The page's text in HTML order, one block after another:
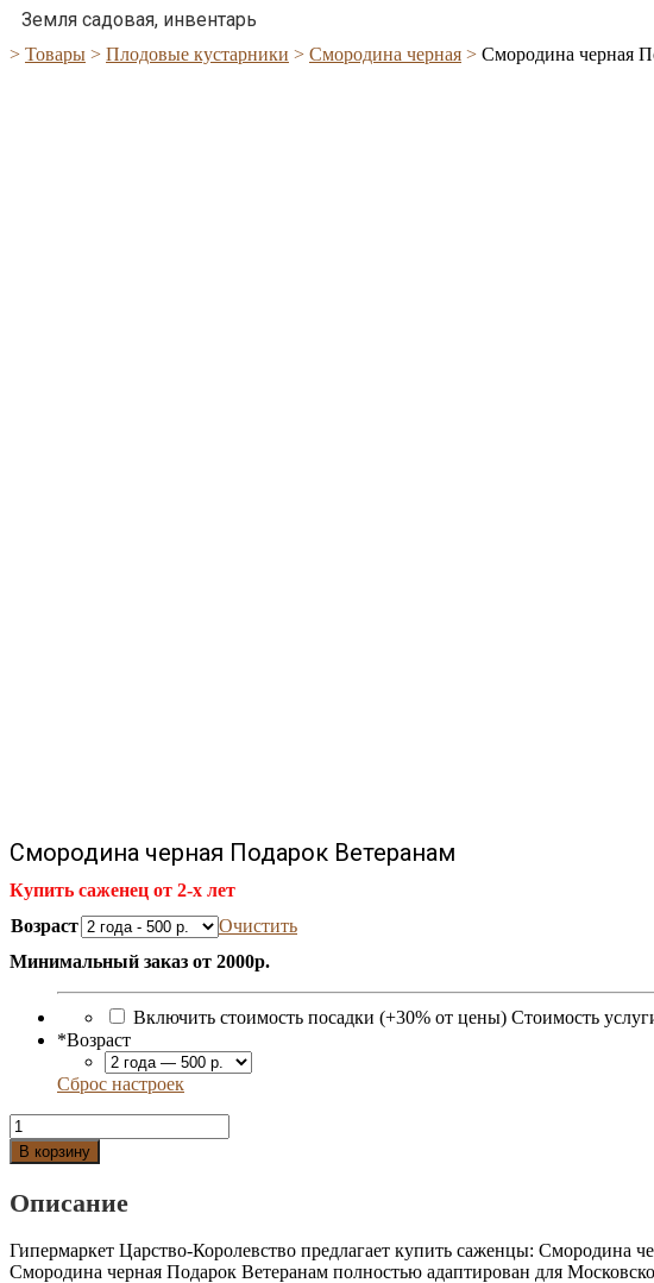
Земля садовая, инвентарь
> Товары > Плодовые кустарники > Смородина черная > Смородина черная
Смородина черная Подарок Ветеранам
Купить саженец от 2-х лет
Возраст
Очистить
Минимальный заказ от 2000р.
Включить стоимость посадки (+30% от цены) Стоимость
*Возраст
Сброс настроек
Количество
Смородина
черная
Ветеранам
В корзину
Описание
Гипермаркет Царство-Королевство предлагает купить саженцы:
Смородина черная Подарок Ветеранам полностью адаптирован для